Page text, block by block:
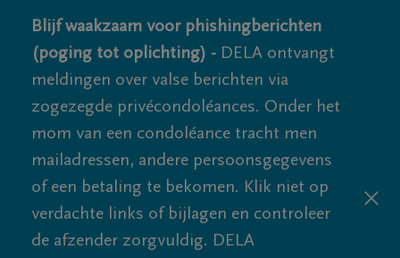
Blijf waakzaam voor phishingberichten
(poging tot oplichting) - DELA ontvangt
meldingen over valse berichten via
zogezegde privécondoléances. Onder het
mom van een condoléance tracht men
mailadressen, andere persoonsgegevens
of een betaling te bekomen. Klik niet op
verdachte links of bijlagen en controleer
de afzender zorgvuldig. DELA